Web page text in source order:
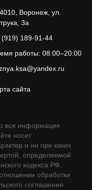
Воронеж, ул.
3а
(919) 189-91-44
работы: 08:00–20:00
сайта
вся информация
носит
и ни при каких
определяемой
кодекса РФ.
обработки
соглашения